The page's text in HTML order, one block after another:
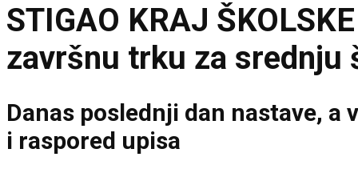
STIGAO KRAJ
završnu trku za srednju
Danas poslednji dan nastave,
i raspored upisa